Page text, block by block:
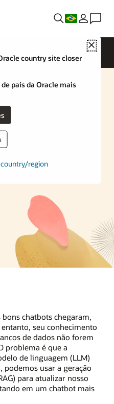
Close
country site closer
país da Oracle mais
country/region
de
o Oracle
OCI
chatbots chegaram,
seu conhecimento
de dados não forem
problema é que a
de linguagem (LLM)
podemos usar a geração
para atualizar nosso
em um chatbot mais